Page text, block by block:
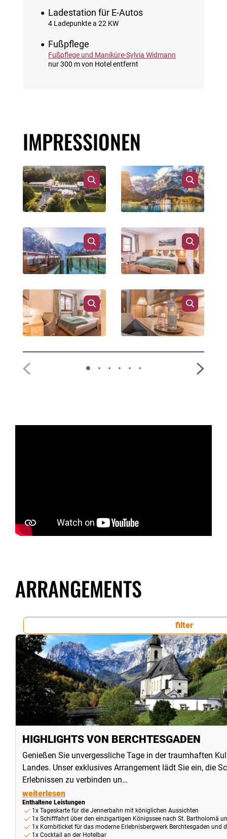
Ladestation für E-Autos
4 Ladepunkte a 22 KW
Fußpflege
Fußpflege und Maniküre-Sylvia Widmann
nur 300 m von Hotel entfernt
IMPRESSIONEN
ARRANGEMENTS
filter
HIGHLIGHTS VON BERCHTESGADEN
Genießen Sie unvergessliche Tage in der traumhaften
Landes. Unser exklusives Arrangement lädt Sie ein, die
Erlebnissen zu verbinden un…
weiterlesen
Enthaltene Leistungen
1x Tageskarte für die Jennerbahn mit königlichen Aussichten
1x Schifffahrt über den einzigartigen Königssee nach St. Bartholomä
1x Kombiticket für das moderne Erlebnisbergwerk Berchtesgaden und
1x Cocktail an der Hotelbar